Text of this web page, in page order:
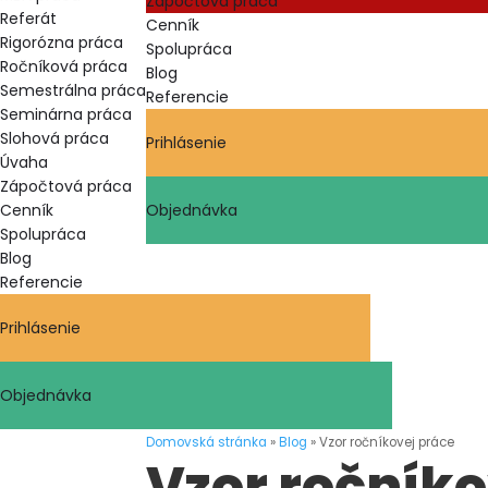
Cenník
Spolupráca
Blog
Referencie
Prihlásenie
Objednávka
Referát
Rigorózna práca
Ročníková práca
Semestrálna práca
Seminárna práca
Slohová práca
Úvaha
Zápočtová práca
Cenník
Spolupráca
Blog
Referencie
Prihlásenie
Objednávka
Domovská stránka »Blog »Vzor ročníkovej práce